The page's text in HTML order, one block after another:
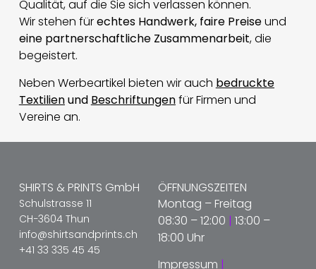
Qualität, auf die Sie sich verlassen können.
Wir stehen fürechtes Handwerk, faire Preiseund
eine partnerschaftliche Zusammenarbeit, die
begeistert.
Neben Werbeartikel bieten wir auch bedruckte
Textilienund Beschriftungenfür Firmen und
Vereine an.
SHIRTS & PRINTS GmbH
Schulstrasse 11
CH−3604 Thun
info@shirtsandprints.ch
+41 33 335 45 45
ÖFFNUNGSZEITEN
Montag – Freitag
08:30 – 12:00 | 13:00 –
18:00 Uhr
Impressum |